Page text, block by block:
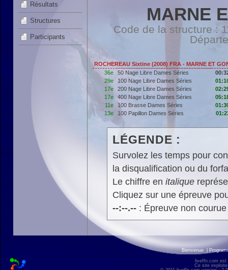
Résultats
Structures
Participants
MARNE
Code de la structure :
ROCHEREAU Sixtine (2008) FRA - MARNE ET
36e
50 Nage Libre Dames Séries
29e
100 Nage Libre Dames Séries
17e
200 Nage Libre Dames Séries
17e
400 Nage Libre Dames Séries
11e
100 Brasse Dames Séries
13e
100 Papillon Dames Séries
LÉGENDE :
Survolez les temps pour
la disqualification ou du
Le chiffre en italique
Cliquez sur une épreuve
--:--.--: Épreuve non
Bienvenue
liveffn.com est
Ce site